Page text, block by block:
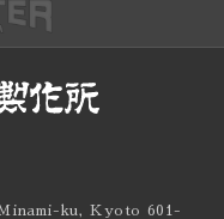
ku,Kyoto 601-